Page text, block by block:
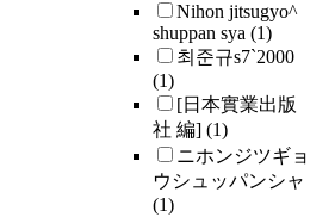
Nihon jitsugyo^
shuppan sya (1)
최준규s7`2000
(1)
[日本實業出版
社 編] (1)
ニホンジツギョ
ウシュッパンシャ
(1)